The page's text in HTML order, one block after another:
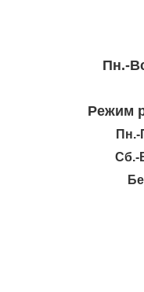
Пн.-
Режим
Пн.-
Сб.-